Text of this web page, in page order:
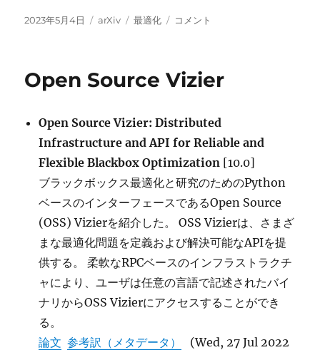
投
2023年5月4日
カ
ー
arXiv
タ
最適化
ブ
ボ
ス
最
化
に
コメント
Open Source Vizier
Open Source Vizier: Distributed
Infrastructure and API for Reliable and
Flexible Blackbox Optimization [10.0]
ブラックボックス最適化と研究のためのPython
ベースのインターフェースであるOpen Source
(OSS) Vizierを紹介した。 OSS Vizierは、さまざ
まな最適化問題を定義および解決可能なAPIを提
供する。 柔軟なRPCベースのインフラストラクチ
ャにより、ユーザは任意の言語で記述されたバイ
ナリからOSS Vizierにアクセスすることができ
る。
論文 参考訳（メタデータ）
(Wed, 27 Jul 2022